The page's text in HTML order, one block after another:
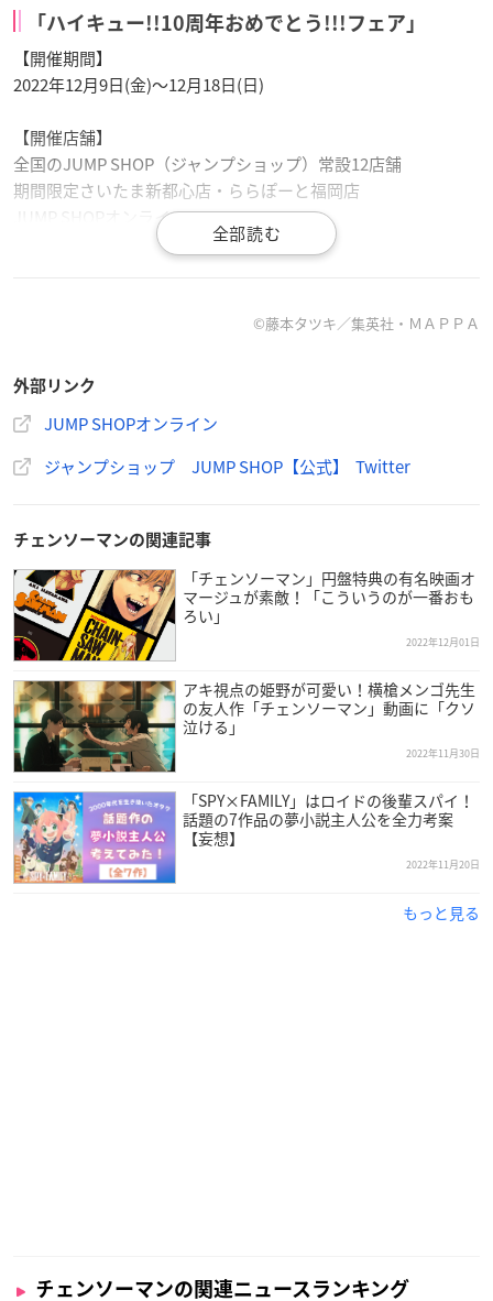
「ハイキュー!!10周年おめでとう!!!フェア」
【開催期間】
2022年12月9日(金)～12月18日(日)
【開催店舗】
全国のJUMP SHOP（ジャンプショップ）常設12店舗
期間限定さいたま新都心店・ららぽーと福岡店
JUMP SHOPオンライン
<開催期間>
<開催店舗>
JUMP SHOP常設12店舗+期間限定さいたま新都心店+期間限
定ららぽーと福岡店+JUMP SHOPオンライン
nsawmanpic.twitter.com/RS644FABhu
okyo)December 5, 2022
©藤本タツキ／集英社・ＭＡＰＰＡ
外部リンク
JUMP SHOPオンライン
ジャンプショップ JUMP SHOP【公式】 Twitter
チェンソーマンの関連記事
「チェンソーマン」円盤特典の有名映画オ
マージュが素敵！「こういうのが一番おも
ろい」
2022年12月01日
アキ視点の姫野が可愛い！横槍メンゴ先生
の友人作「チェンソーマン」動画に「クソ
泣ける」
2022年11月30日
「SPY×FAMILY」はロイドの後輩スパイ！
話題の7作品の夢小説主人公を全力考案
【妄想】
2022年11月20日
もっと見る
チェンソーマンの関連ニュースランキング